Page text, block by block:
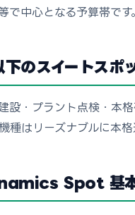
で中心となる予算帯です
のスイートスポ
設・プラント点検・本
種はリーズナブルに本
Spot 基